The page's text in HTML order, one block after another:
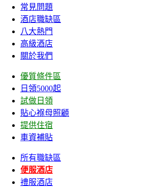
常見問題
酒店職缺區
八大熱門
高級酒店
關於我們
優質條件區
日領5000起
試做日領
貼心褓母照顧
提供住宿
車資補貼
所有職缺區
便服酒店
禮服酒店